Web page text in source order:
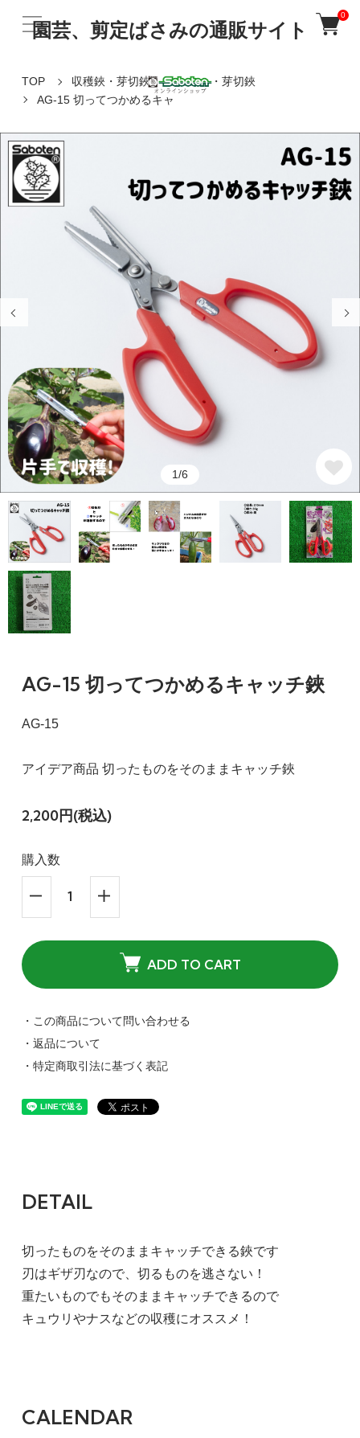
園芸、剪定ばさみの通販サイト
0
TOP 収穫鋏・芽切鋏
収穫鋏・芽切鋏
AG-15 切ってつかめるキャ
1/6
AG-15 切ってつかめるキャッチ鋏
AG-15
アイデア商品 切ったものをそのままキャッチ鋏
2,200円(税込)
購入数
ADD TO CART
・この商品について問い合わせる
・返品について
・特定商取引法に基づく表記
DETAIL
切ったものをそのままキャッチできる鋏です
刃はギザ刃なので、切るものを逃さない！
重たいものでもそのままキャッチできるので
キュウリやナスなどの収穫にオススメ！
CALENDAR